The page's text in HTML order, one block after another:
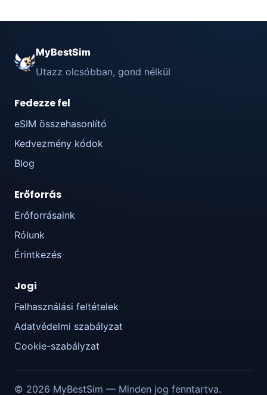
MyBestSim
Utazz olcsóbban, gond nélkül
Fedezze fel
eSIM összehasonlító
Kedvezmény kódok
Blog
Erőforrás
Erőforrásaink
Rólunk
Érintkezés
Jogi
Felhasználási feltételek
Adatvédelmi szabályzat
Cookie-szabályzat
© 2026 MyBestSim — Minden jog fenntartva.